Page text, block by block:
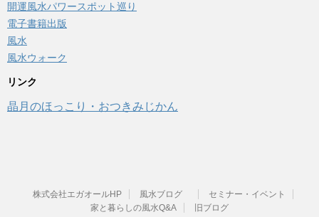
開運風水パワースポット巡り
電子書籍出版
風水
風水ウォーク
リンク
晶月のほっこり・おつきみじかん
株式会社エガオールHP 風水ブログ
セミナー・イベント
家と暮らしの風水Q&A
旧ブログ